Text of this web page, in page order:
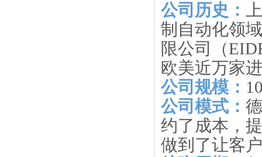
公司历史：
制自动化领
限公司（
欧美近万家
公司规模：
公司模式：
约了成本，
做到了让客